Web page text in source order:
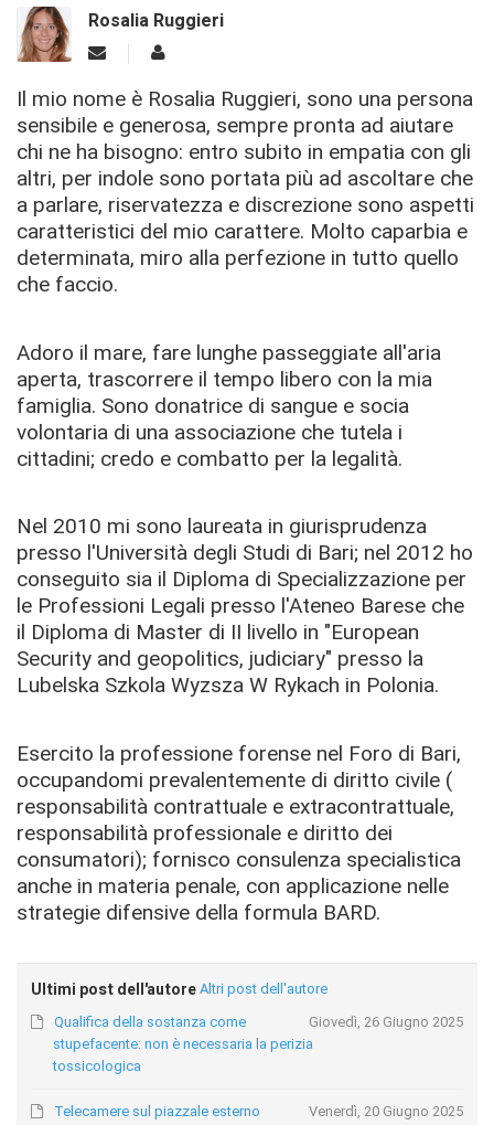
Rosalia Ruggieri
Il mio nome è Rosalia Ruggieri, sono una persona
sensibile e generosa, sempre pronta ad aiutare
chi ne ha bisogno: entro subito in empatia con gli
altri, per indole sono portata più ad ascoltare che
a parlare, riservatezza e discrezione sono aspetti
caratteristici del mio carattere. Molto caparbia e
determinata, miro alla perfezione in tutto quello
che faccio.
Adoro il mare, fare lunghe passeggiate all'aria
aperta, trascorrere il tempo libero con la mia
famiglia. Sono donatrice di sangue e socia
volontaria di una associazione che tutela i
cittadini; credo e combatto per la legalità.
Nel 2010 mi sono laureata in giurisprudenza
presso l'Università degli Studi di Bari; nel 2012 ho
conseguito sia il Diploma di Specializzazione per
le Professioni Legali presso l'Ateneo Barese che
il Diploma di Master di II livello in "European
Security and geopolitics, judiciary" presso la
Lubelska Szkola Wyzsza W Rykach in Polonia.
Esercito la professione forense nel Foro di Bari,
occupandomi prevalentemente di diritto civile (
responsabilità contrattuale e extracontrattuale,
responsabilità professionale e diritto dei
consumatori); fornisco consulenza specialistica
anche in materia penale, con applicazione nelle
strategie difensive della formula BARD.
Ultimi post dell'autore Altri post dell'autore
Giovedì, 26 Giugno 2025
Qualifica della sostanza come
stupefacente: non è necessaria la perizia
tossicologica
Venerdì, 20 Giugno 2025
Telecamere sul piazzale esterno